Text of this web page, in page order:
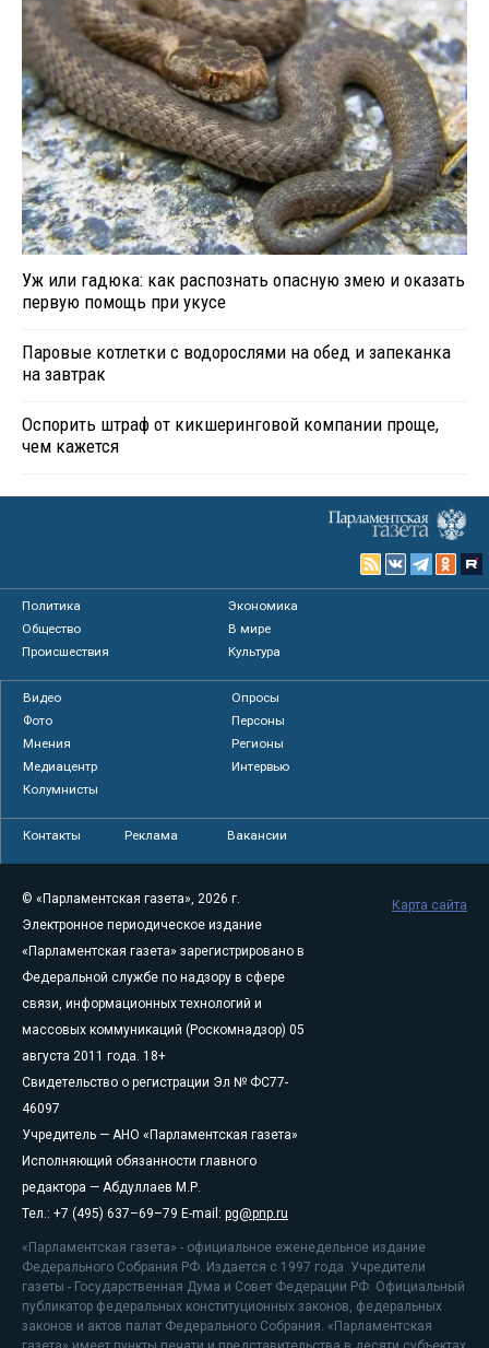
Уж или гадюка: как распознать опасную змею и оказать
первую помощь при укусе
Паровые котлетки с водорослями на обед и запеканка
на завтрак
Оспорить штраф от кикшеринговой компании проще,
чем кажется
Политика
Экономика
Общество
В мире
Происшествия
Культура
Видео
Опросы
Фото
Персоны
Мнения
Регионы
Медиацентр
Интервью
Колумнисты
Контакты Реклама Вакансии
© «Парламентская газета», 2026 г.
Электронное периодическое издание
«Парламентская газета» зарегистрировано в
Федеральной службе по надзору в сфере
связи, информационных технологий и
массовых коммуникаций (Роскомнадзор) 05
августа 2011 года. 18+
Свидетельство о регистрации Эл № ФС77-
46097
Учредитель — АНО «Парламентская газета»
Исполняющий обязанности главного
редактора — Абдуллаев М.Р.
Тел.: +7 (495) 637–69–79 E-mail: pg@pnp.ru
«Парламентская газета» - официальное еженедельное издание
Федерального Собрания РФ. Издается с 1997 года. Учредители
газеты - Государственная Дума и Совет Федерации РФ. Официальный
публикатор федеральных конституционных законов, федеральных
законов и актов палат Федерального Собрания. «Парламентская
Карта сайта